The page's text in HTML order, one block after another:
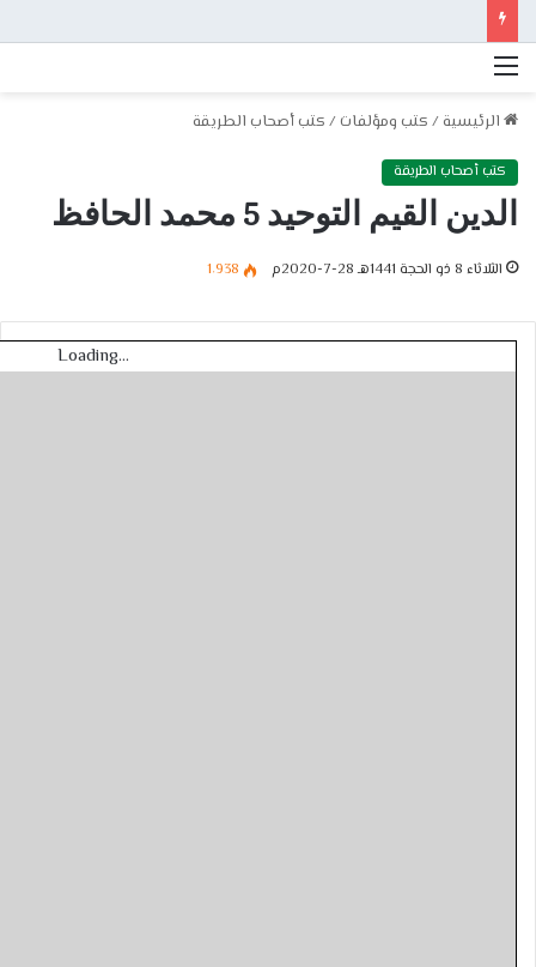
الرئيسية / كتب ومؤلفات / كتب أصحاب الطريقة
كتب أصحاب الطريقة
الدين القيم التوحيد 5 محمد الحافظ
الثلاثاء 8 ذو الحجة 1441هـ 28-7-2020م 1٬938
Loading...